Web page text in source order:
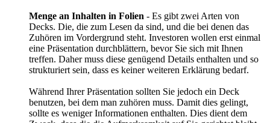
Menge an Inhalten in Folien - Es gibt zwei Arten von
Decks. Die, die zum Lesen da sind, und die bei denen das
Zuhören im Vordergrund steht. Investoren wollen erst einmal
eine Präsentation durchblättern, bevor Sie sich mit Ihnen
treffen. Daher muss diese genügend Details enthalten und so
strukturiert sein, dass es keiner weiteren Erklärung bedarf.
Während Ihrer Präsentation sollten Sie jedoch ein Deck
benutzen, bei dem man zuhören muss. Damit dies gelingt,
sollte es weniger Informationen enthalten. Dies dient dem